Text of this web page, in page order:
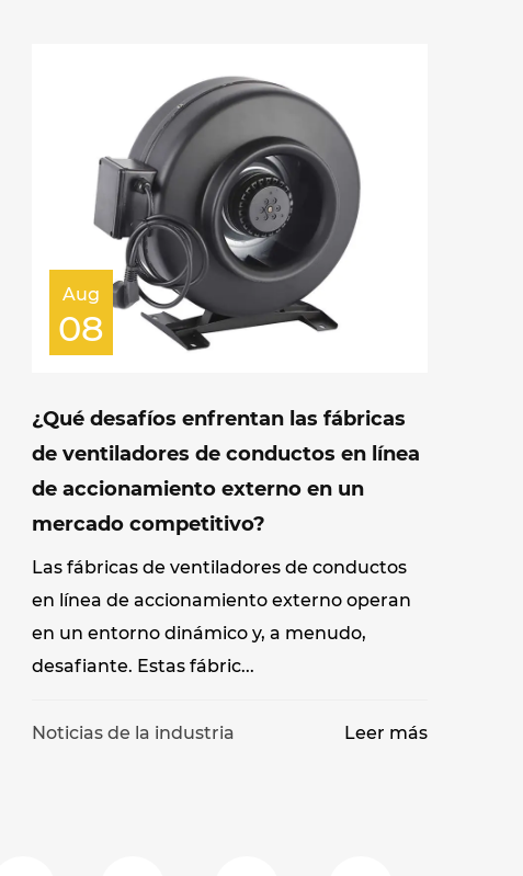
Aug
08
¿Qué desafíos enfrentan las fábricas
de ventiladores de conductos en línea
de accionamiento externo en un
mercado competitivo?
Las fábricas de ventiladores de conductos
en línea de accionamiento externo operan
en un entorno dinámico y, a menudo,
desafiante. Estas fábric...
Noticias de la industria Leer más